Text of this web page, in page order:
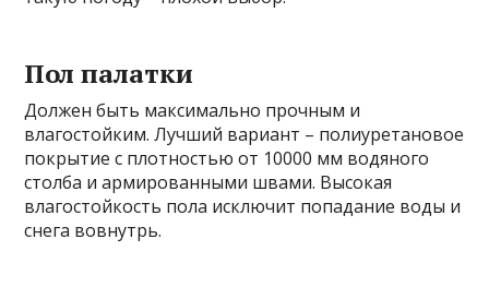
Пол палатки
Должен быть максимально прочным и
влагостойким. Лучший вариант – полиуретановое
покрытие с плотностью от 10000 мм водяного
столба и армированными швами. Высокая
влагостойкость пола исключит попадание воды и
снега вовнутрь.